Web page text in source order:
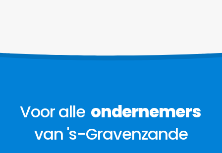
Voor alle ondernemers
van 's-Gravenzande